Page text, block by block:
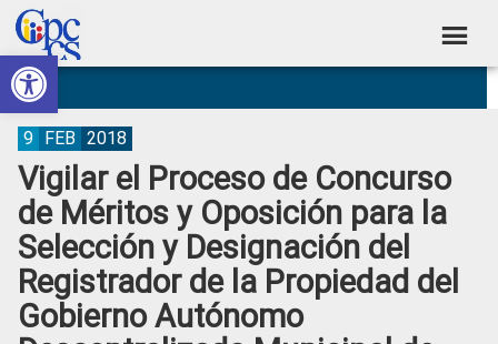
Abrir barra de herramientas
Skip
to
primary
navigation
Skip
to
main
content
Skip
to
primary
sidebar
Skip
to
footer
Consejo
de
Participación
Ciudadana
Control
Social
Construyendo
Poder
Ciudadano
Vigilar el Proceso de Concurso
de Méritos y Oposición para la
Selección y Designación del
Registrador de la Propiedad del
Gobierno Autónomo
9 FEB 2018